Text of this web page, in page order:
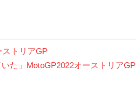
トリアGP
た」MotoGP2022オーストリアGP